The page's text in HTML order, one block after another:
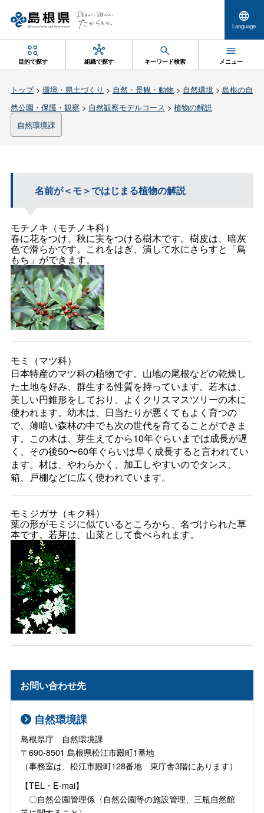
Language
目的で探す 組織で探す キーワード検索 メニュー
トップ> 環境・県土づくり > 自然・景観・動物 > 自然環境> 島根の自
然公園・保護・観察 > 自然観察モデルコース > 植物の解説
自然環境課
名前が＜モ＞ではじまる植物の解説
モチノキ（モチノキ科）
春に花をつけ、秋に実をつける樹木です。樹皮は、暗灰
色で滑らかです。これをはぎ、潰して水にさらすと「鳥
もち」ができます。
モミ（マツ科）
日本特産のマツ科の植物です。山地の尾根などの乾燥し
た土地を好み、群生する性質を持っています。若木は、
美しい円錐形をしており、よくクリスマスツリーの木に
使われます。幼木は、日当たりが悪くてもよく育つの
で、薄暗い森林の中でも次の世代を育てることができま
す。この木は、芽生えてから10年ぐらいまでは成長が遅
く、その後50〜60年ぐらいは早く成長すると言われてい
ます。材は、やわらかく、加工しやすいのでタンス、
箱、戸棚などに広く使われています。
モミジガサ（キク科）
葉の形がモミジに似ているところから、名づけられた草
本です。若芽は、山菜として食べられます。
お問い合わせ先
自然環境課
島根県庁 自然環境課
〒690-8501 島根県松江市殿町1番地
（事務室は、松江市殿町128番地 東庁舎3階にあります）
【TEL・E-mai】
〇自然公園管理係〈自然公園等の施設管理、三瓶自然館